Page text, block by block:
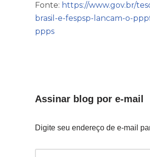
Fonte: https://www.gov.br/
brasil-e-fespsp-lancam-o-
ppps
Assinar blog por e-mail
Digite seu endereço de e-mail